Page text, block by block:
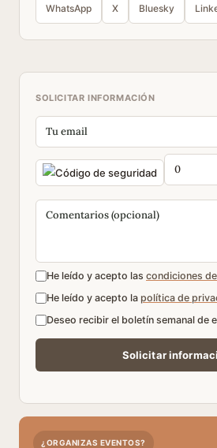
WhatsApp X Bluesky
SOLICITAR INFORMACIÓN
He leído y acepto las condiciones
He leído y acepto la política de
Deseo recibir el boletín semanal de
¿ORGANIZAS EVENTOS?